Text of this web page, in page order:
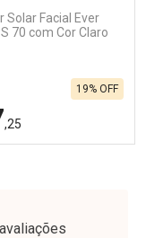
Solar Facial Ever
70 com Cor Claro
,25
19% OFF